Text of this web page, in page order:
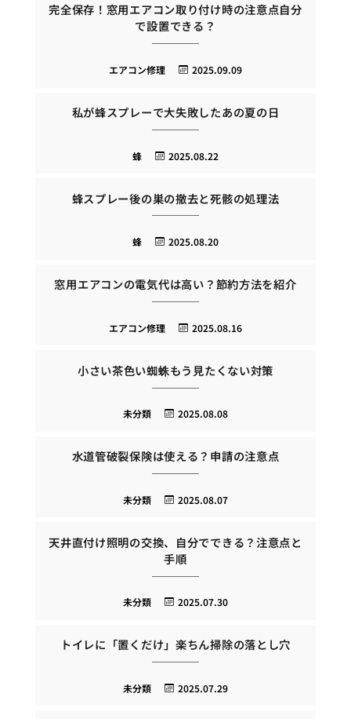
完全保存！窓用エアコン取り付け時の注意点自分
で設置できる？
2025.09.09
エアコン修理
私が蜂スプレーで大失敗したあの夏の日
2025.08.22
蜂
蜂スプレー後の巣の撤去と死骸の処理法
2025.08.20
蜂
窓用エアコンの電気代は高い？節約方法を紹介
2025.08.16
エアコン修理
小さい茶色い蜘蛛もう見たくない対策
2025.08.08
未分類
水道管破裂保険は使える？申請の注意点
2025.08.07
未分類
天井直付け照明の交換、自分でできる？注意点と
手順
2025.07.30
未分類
トイレに「置くだけ」楽ちん掃除の落とし穴
2025.07.29
未分類